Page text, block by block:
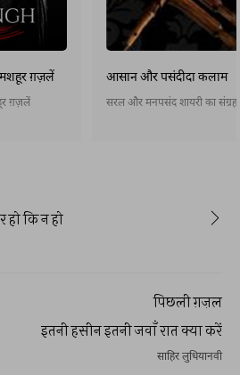
मशहूर ग़ज़लें
ग़ज़लें
आसान और पसंदीदा कलाम
सरल और मनपसंद शायरी का संग्रह
कि न हो
पिछली ग़ज़ल
इतनी हसीन इतनी जवाँ रात क्या करें
साहिर लुधियानवी